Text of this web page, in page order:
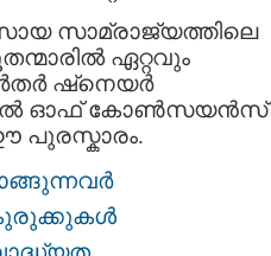
സാമ്രാജ്യത്തിലെ
ഏറ്റവും
ഷ്നെയര്‍
ഓഫ് കോണ്‍സയന്‍സ്
പുരസ്കാരം.